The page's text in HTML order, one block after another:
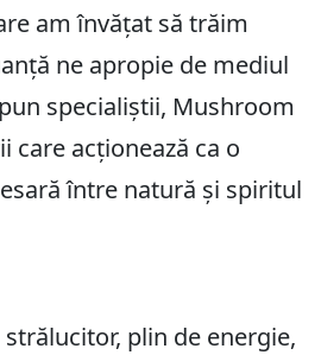
am învățat să trăim
ne apropie de mediul
specialiștii, Mushroom
care acționează ca o
între natură și spiritul
plin de energie,